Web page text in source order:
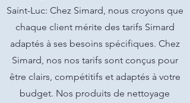
Saint-Luc: Chez Simard, nous croyons que
chaque client mérite des tarifs Simard
adaptés à ses besoins spécifiques. Chez
Simard, nos nos tarifs sont conçus pour
être clairs, compétitifs et adaptés à votre
budget. Nos produits de nettoyage